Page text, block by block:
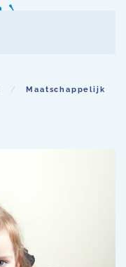
Maatschappelijk